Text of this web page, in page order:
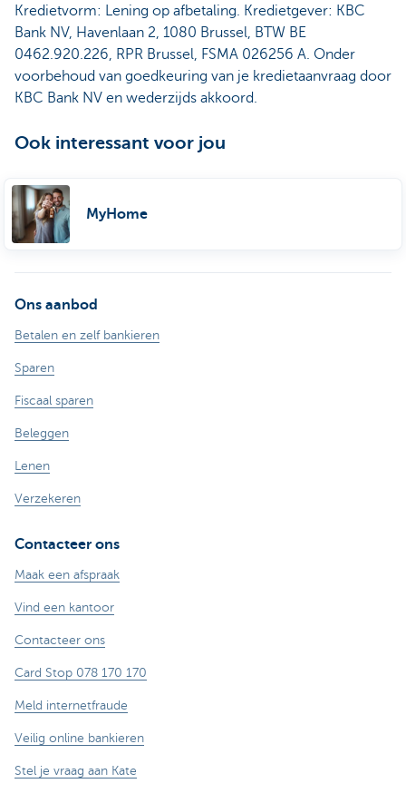
Kredietvorm: Lening op afbetaling. Kredietgever: KBC
Bank NV, Havenlaan 2, 1080 Brussel, BTW BE
0462.920.226, RPR Brussel, FSMA 026256 A. Onder
voorbehoud van goedkeuring van je kredietaanvraag door
KBC Bank NV en wederzijds akkoord.
Ook interessant voor jou
MyHome
Ons aanbod
Betalen en zelf bankieren
Sparen
Fiscaal sparen
Beleggen
Lenen
Verzekeren
Contacteer ons
Maak een afspraak
Vind een kantoor
Contacteer ons
Card Stop 078 170 170
Meld internetfraude
Veilig online bankieren
Stel je vraag aan Kate